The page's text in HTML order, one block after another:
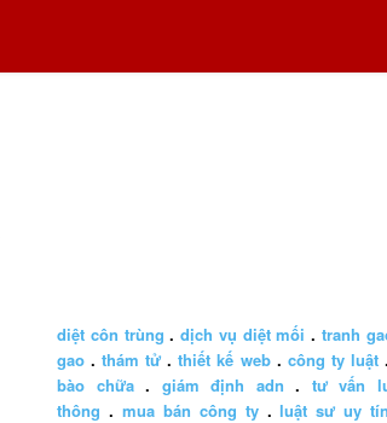
diệt côn trùng . dịch vụ diệt mối . tranh
gao .thám tử .thiết kế web. công ty luật
bào chữa. giám định adn . tư vấn
thông . mua bán công ty.luật sư uy tín